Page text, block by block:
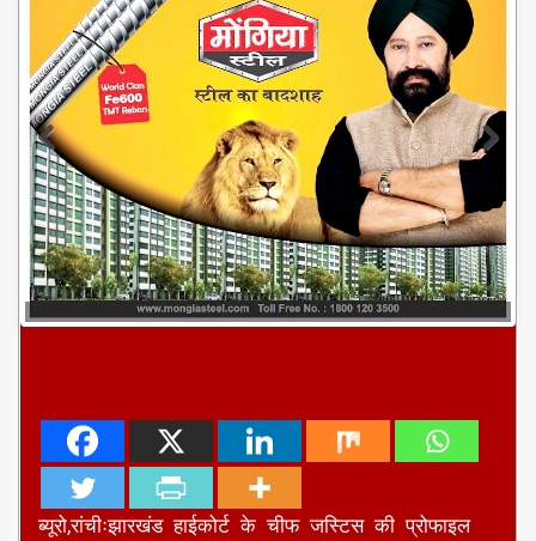
ब्यूरो,रांचीःझारखंड हाईकोर्ट के चीफ जस्टिस की प्रोफाइल